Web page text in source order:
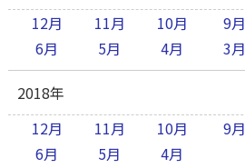
12月
11月 10月 9月
6月
5月 4月 3月
2018年
12月
11月 10月 9月
6月
5月 4月